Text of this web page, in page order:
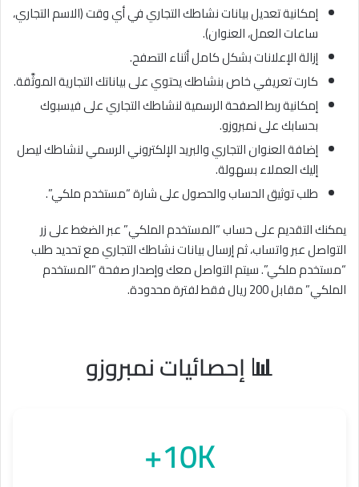
إمكانية تعديل بيانات نشاطك التجاري في أي وقت (الاسم التجاري،
ساعات العمل، العنوان).
إزالة الإعلانات بشكل كامل أثناء التصفح.
كارت تعريفي خاص بنشاطك يحتوي على بياناتك التجارية الموثَّقة.
إمكانية ربط الصفحة الرسمية لنشاطك التجاري على فيسبوك
بحسابك على نمبروزو.
إضافة العنوان التجاري والبريد الإلكتروني الرسمي لنشاطك ليصل
إليك العملاء بسهولة.
طلب توثيق الحساب والحصول على شارة “مستخدم ملكي”.
يمكنك التقديم على حساب “المستخدم الملكي” عبر الضغط على زر
التواصل عبر واتساب، ثم إرسال بيانات نشاطك التجاري مع تحديد طلب
“مستخدم ملكي”. سيتم التواصل معك وإصدار صفحة “المستخدم
الملكي” مقابل 200 ريال فقط لفترة محدودة.
📊 إحصائيات نمبروزو
10K+